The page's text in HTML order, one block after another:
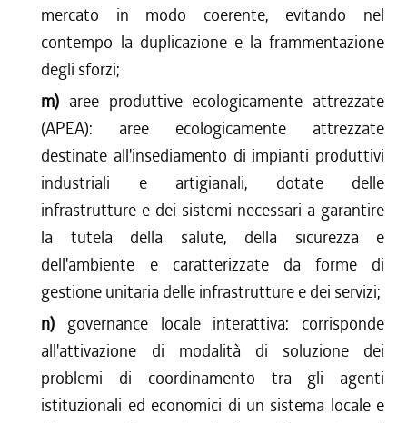
mercato in modo coerente, evitando nel
contempo la duplicazione e la frammentazione
degli sforzi;
m) aree produttive ecologicamente attrezzate
(APEA): aree ecologicamente attrezzate
destinate all'insediamento di impianti produttivi
industriali e artigianali, dotate delle
infrastrutture e dei sistemi necessari a garantire
la tutela della salute, della sicurezza e
dell'ambiente e caratterizzate da forme di
gestione unitaria delle infrastrutture e dei servizi;
n) governance locale interattiva: corrisponde
all'attivazione di modalità di soluzione dei
problemi di coordinamento tra gli agenti
istituzionali ed economici di un sistema locale e